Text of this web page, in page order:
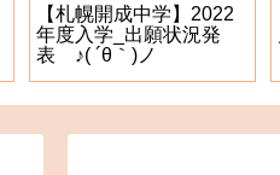
【札幌開成中学】2022
年度入学_出願状況発
表 ♪( ´θ｀)ノ